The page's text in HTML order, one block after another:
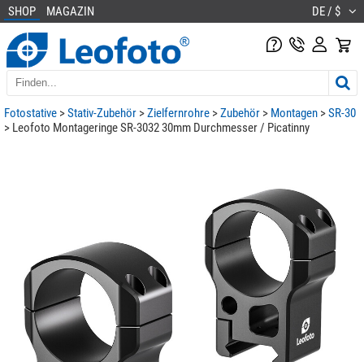
SHOP MAGAZIN DE / $
Fotostative >Stativ-Zubehör >Zielfernrohre >Zubehör > Montagen >SR-30
> Leofoto Montageringe SR-3032 30mm Durchmesser / Picatinny